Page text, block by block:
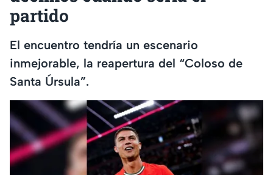
partido
El encuentro tendría un escenario
inmejorable, la reapertura del “Coloso de
Santa Úrsula”.